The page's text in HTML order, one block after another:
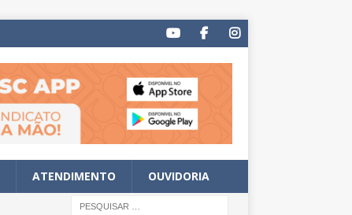
ATENDIMENTO OUVIDORIA